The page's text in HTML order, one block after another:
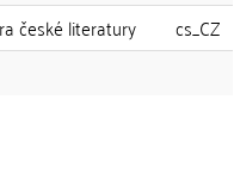
české literatury
cs_CZ